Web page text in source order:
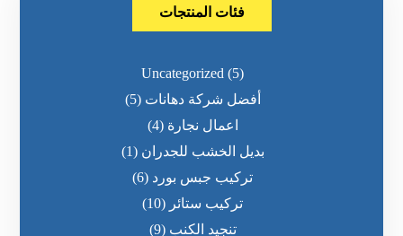
فئات المنتجات
Uncategorized (5)
أفضل شركة دهانات (5)
اعمال نجارة (4)
بديل الخشب للجدران (1)
تركيب جبس بورد (6)
تركيب ستائر (10)
تنجيد الكنب (9)